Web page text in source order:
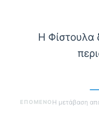
Η Φίστουλα
ΕΠΟΜΕΝΟ